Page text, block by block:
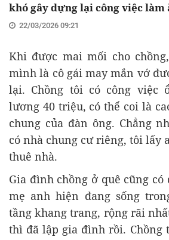
khó gây dựng lại công việc làm
22/03/2026 09:21
Khi được mai mối cho
mình là cô gái may mắn vớ
lại. Chồng tôi có công việc
lương 40 triệu, có thể coi là
chung của đàn ông. Chẳng
có nhà chung cư riêng, tôi lấy
thuê nhà.
Gia đình chồng ở quê cũng
mẹ anh hiện đang sống
tầng khang trang, rộng rãi
thì đã lập gia đình rồi. Chồng